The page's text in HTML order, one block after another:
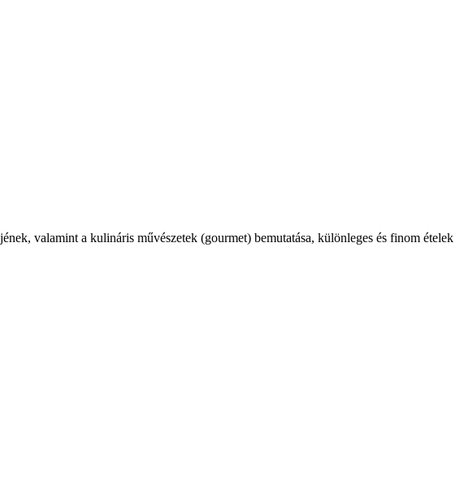
valamint a kulináris művészetek (gourmet) bemutatása, különleges és finom ételek